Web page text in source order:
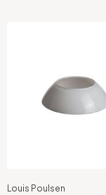
Louis Poulsen